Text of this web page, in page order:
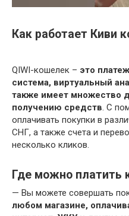
Как работает Киви
QIWI-кошелек – это
система, виртуальный
также имеет множество
получению средств. С
оплачивать покупки в
СНГ, а также счета и
несколько кликов.
Где можно платить
— Вы можете совершать
любом магазине,